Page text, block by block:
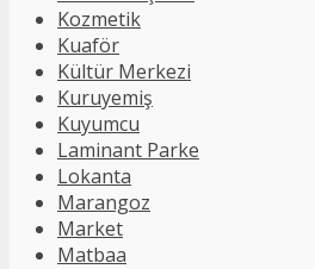
Kozmetik
Kuaför
Kültür Merkezi
Kuruyemiş
Kuyumcu
Laminant Parke
Lokanta
Marangoz
Market
Matbaa